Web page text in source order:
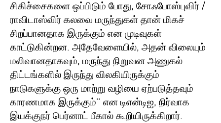
சிகிச்சைகளை ஒப்பிடும் போது, சோஃபோஸ்புவிர் /
ராவிடாஸ்விர் கலவை மருந்துகள் தான் மிகச்
சிறப்பானதாக இருக்கும் என முடிவுகள்
காட்டுகின்றன. அதேவேளையில், அதன் விலையும்
மலிவானதாகவும், மருந்து நிறுவன அணுகல்
திட்டங்களில் இருந்து விலகியிருக்கும்
நாடுகளுக்கு ஒரு மாற்று வழியை ஏற்படுத்தவும்
காரணமாக இருக்கும்” என டிஎன்டிஐ, நிர்வாக
இயக்குநர் பெர்னாட் பீகால் கூறியிருக்கிறார்.